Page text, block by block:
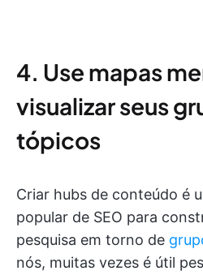
4. Use mapas
visualizar seus
tópicos
Criar hubs de conteúdo é
popular de SEO para
pesquisa em torno de
nós, muitas vezes é útil